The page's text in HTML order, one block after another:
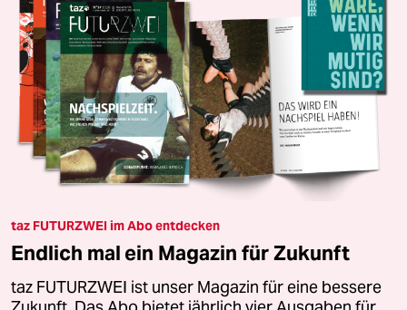
taz FUTURZWEI im Abo entdecken
Endlich mal ein Magazin für Zukunft
taz FUTURZWEI ist unser Magazin für eine bessere